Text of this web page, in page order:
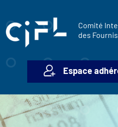
Comité
des
Espace